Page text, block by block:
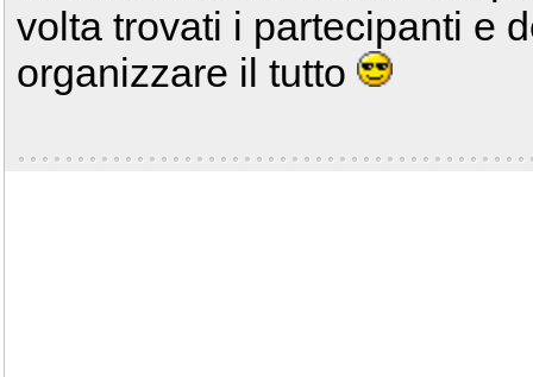
volta trovati i partecipanti e
organizzare il tutto